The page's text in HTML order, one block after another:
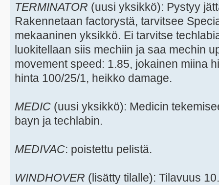
TERMINATOR (uusi yksikkö): Pystyy
Rakennetaan factorystä, tarvitsee
mekaaninen yksikkö. Ei tarvitse
luokitellaan siis mechiin ja saa mechin
movement speed: 1.85, jokainen miina
hinta 100/25/1, heikko damage.
MEDIC (uusi yksikkö): Medicin
bayn ja techlabin.
MEDIVAC: poistettu pelistä.
WINDHOVER (lisätty tilalle): Tilavuus